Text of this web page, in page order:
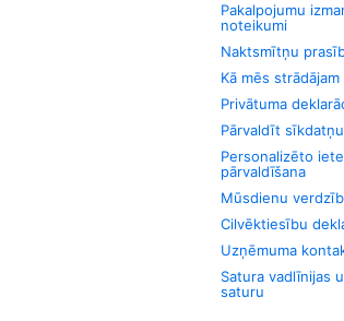
Pakalpojumu
noteikumi
Naktsmītņu
Kā mēs strādājam
Privātuma
Pārvaldīt
Personalizēto
pārvaldīšana
Mūsdienu
Cilvēktiesību
Uzņēmuma
Satura vadlīnijas
saturu